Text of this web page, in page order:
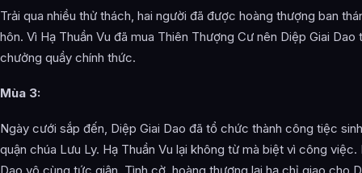
Trải qua nhiều thử thách, hai người đã được hoàng thượng ban
hôn. Vì Hạ Thuần Vu đã mua Thiên Thượng Cư nên Diệp Giai Dao
chưởng quầy chính thức.
Mùa 3:
Ngày cưới sắp đến, Diệp Giai Dao đã tổ chức thành công tiệc
quận chúa Lưu Ly. Hạ Thuần Vu lại không từ mà biệt vì công việc.